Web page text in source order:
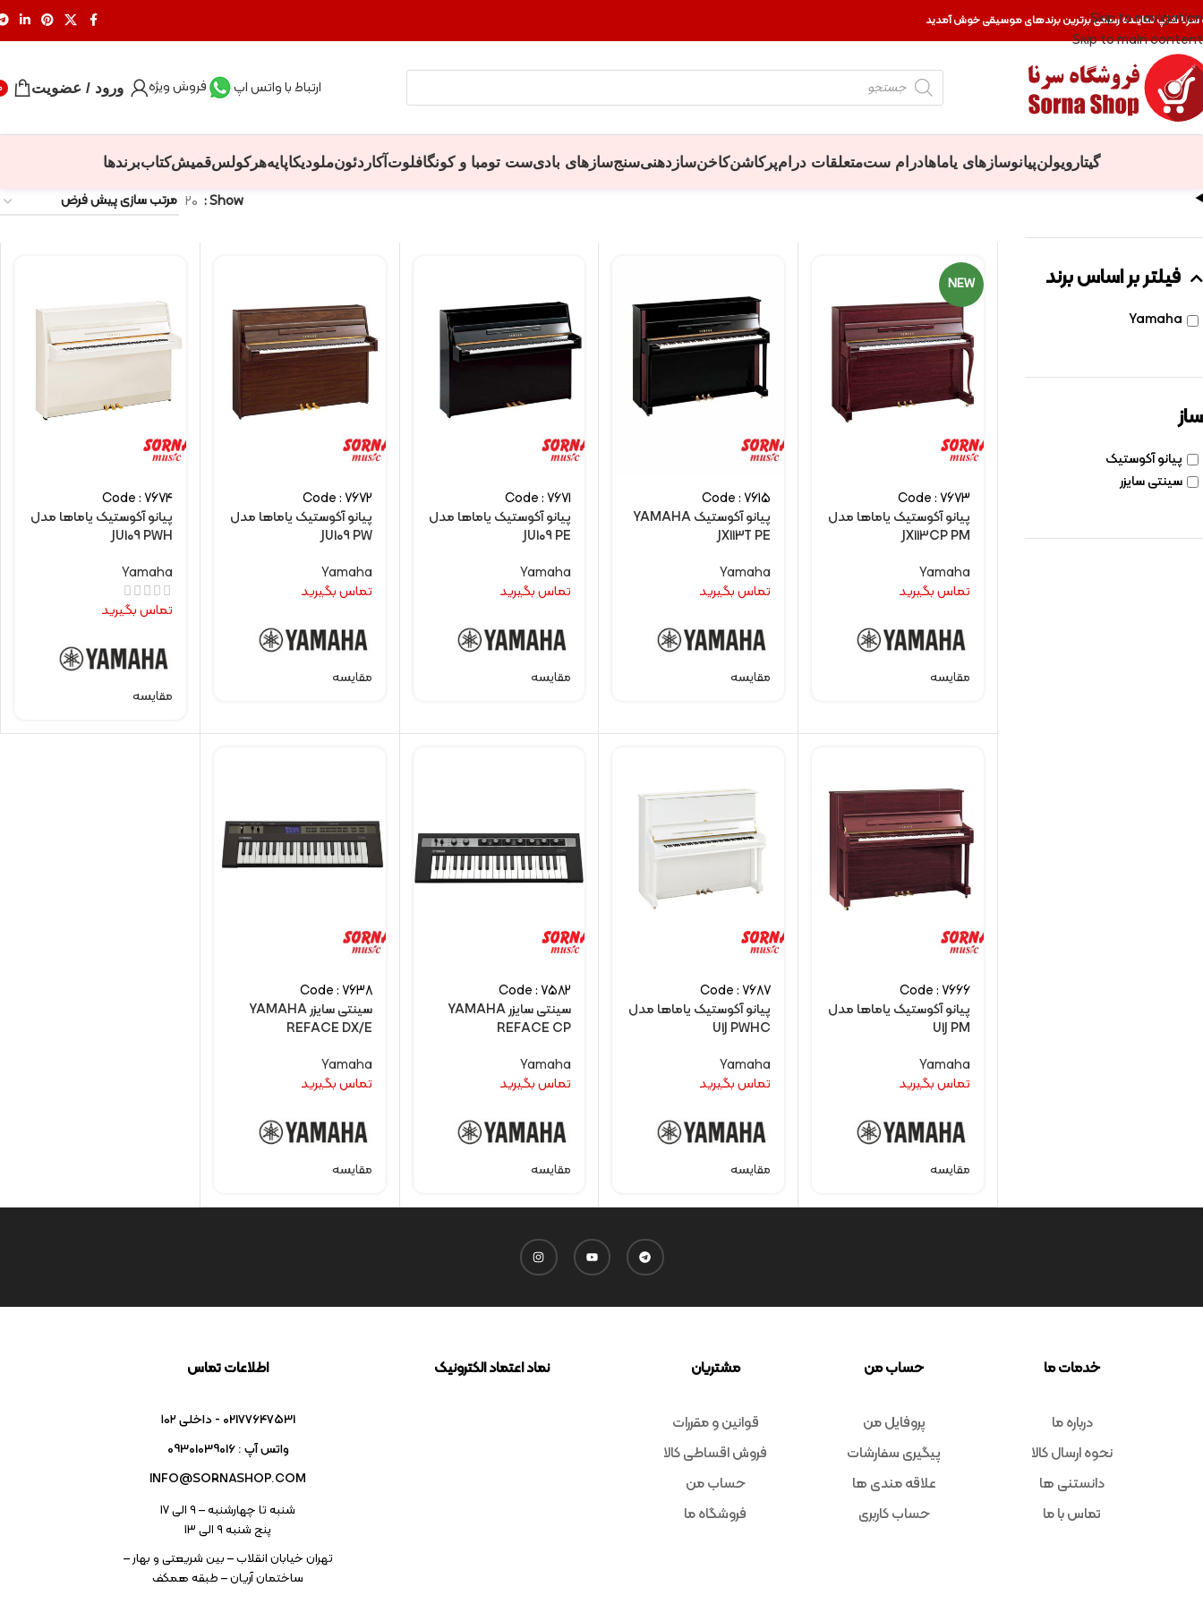
Skip to navigation
Skip to main content
سرنا شاپ نماینده رسمی برترین برندهای موسیقی خوش آمدید
ارتباط با واتس اپ فروش ویژه ورود / عضویت
گیتار ویولنپیانوسازهای یاماهادرام ستمتعلقات درامپرکاشنکاخنسازدهنیسنجسازهای بادیست تومبا و کونگافلوت آکاردئونملودیکاپایههرکولسقمیشکتاببرندها
فیلتر بر اساس برند
Yamaha
ساز
پیانو آکوستیک
سینتی سایزر
Show ۲۰
NEW
Code : 7673
پیانو آکوستیک یاماها مدل
JX113CP PM
Yamaha
تماس بگیرید
مقایسه
Code : 7615
پیانو آکوستیک YAMAHA
JX113T PE
Yamaha
تماس بگیرید
مقایسه
Code : 7671
پیانو آکوستیک یاماها مدل
JU109 PE
Yamaha
تماس بگیرید
مقایسه
Code : 7672
پیانو آکوستیک یاماها مدل
JU109 PW
Yamaha
تماس بگیرید
مقایسه
Code : 7674
پیانو آکوستیک یاماها مدل
JU109 PWH
Yamaha
تماس بگیرید
مقایسه
Code : 7666
پیانو آکوستیک یاماها مدل
U1J PM
Yamaha
تماس بگیرید
مقایسه
Code : 7687
پیانو آکوستیک یاماها مدل
U1J PWHC
Yamaha
تماس بگیرید
مقایسه
Code : 7582
سینتی سایزر YAMAHA
REFACE CP
Yamaha
تماس بگیرید
مقایسه
Code : 7638
سینتی سایزر YAMAHA
REFACE DX/E
Yamaha
تماس بگیرید
مقایسه
خدمات ما
درباره ما
نحوه ارسال کالا
دانستنی ها
تماس با ما
حساب من
پروفایل من
پیگیری سفارشات
علاقه مندی ها
حساب کاربری
مشتریان
قوانین و مقررات
فروش اقساطی کالا
حساب من
فروشگاه ما
نماد اعتماد الکترونیک اطلاعات تماس
02177647531 - داخلی ۱۰۲
واتس آپ : 09301039016
INFO@SORNASHOP.COM
شنبه تا چهارشنبه – ۹ الی 17
پنج شنبه ۹ الی 13
تهران خیابان انقلاب – بین شریعتی و بهار –
ساختمان آریان – طبقه همکف